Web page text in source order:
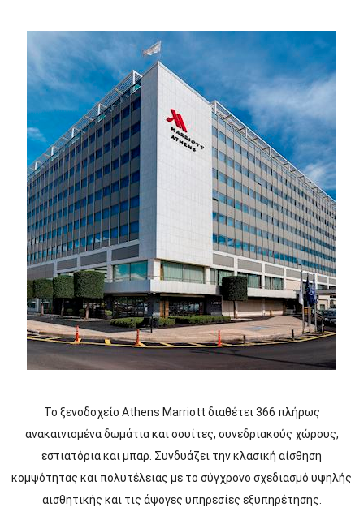
Το ξενοδοχείο Athens Marriott διαθέτει 366 πλήρως
ανακαινισμένα δωμάτια και σουίτες, συνεδριακούς χώρους,
εστιατόρια και μπαρ. Συνδυάζει την κλασική αίσθηση
κομψότητας και πολυτέλειας με το σύγχρονο σχεδιασμό υψηλής
αισθητικής και τις άψογες υπηρεσίες εξυπηρέτησης.